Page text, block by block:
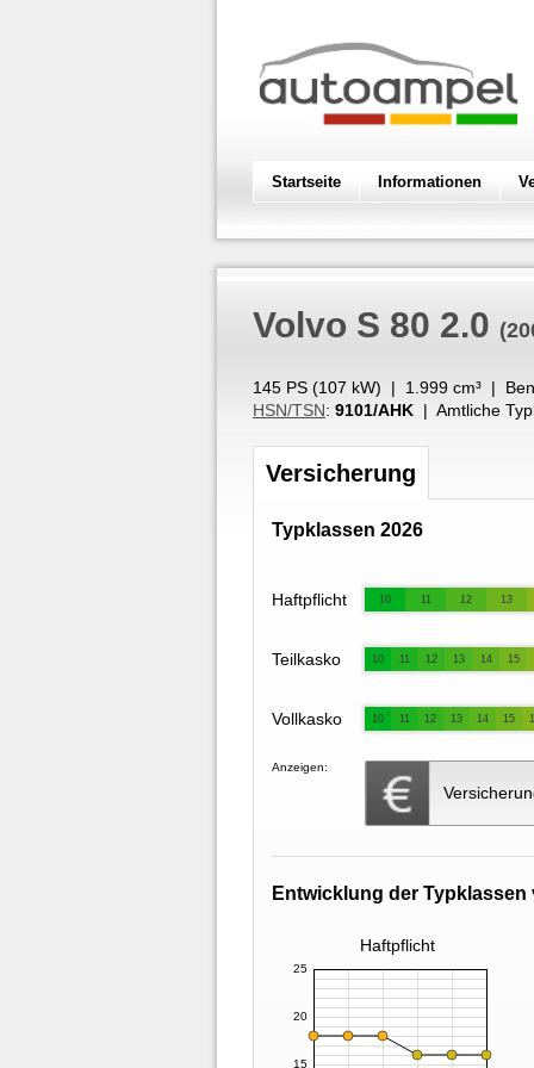
Startseite Informationen
Volvo S 80 2.0
145 PS (107 kW) | 1.999 cm³ |
HSN/TSN: 9101/AHK | Amtliche
Versicherung
Typklassen 2026
Haftpflicht 10 11 12 13
Teilkasko 10 11 12 13 14 15
Vollkasko 10 11 12 13 14 15
Anzeigen:
Entwicklung der Typklassen
Haftpflicht
15
20
25